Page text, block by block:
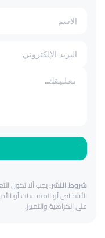
شروط النشر:يجب ألا تكون
الأشخاص أو المقدسات أو
على الكراهية والتمييز.